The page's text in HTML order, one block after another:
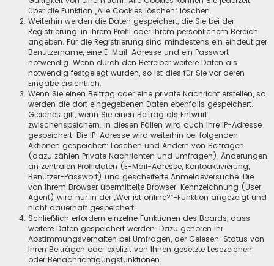
über die Funktion „Alle Cookies löschen“ löschen.
Weiterhin werden die Daten gespeichert, die Sie bei der
Registrierung, in Ihrem Profil oder Ihrem persönlichem Bereich
angeben. Für die Registrierung sind mindestens ein eindeutiger
Benutzername, eine E-Mail-Adresse und ein Passwort
notwendig. Wenn durch den Betreiber weitere Daten als
notwendig festgelegt wurden, so ist dies für Sie vor deren
Eingabe ersichtlich.
Wenn Sie einen Beitrag oder eine private Nachricht erstellen, so
werden die dort eingegebenen Daten ebenfalls gespeichert.
Gleiches gilt, wenn Sie einen Beitrag als Entwurf
zwischenspeichern. In diesen Fällen wird auch Ihre IP-Adresse
gespeichert. Die IP-Adresse wird weiterhin bei folgenden
Aktionen gespeichert: Löschen und Ändern von Beiträgen
(dazu zählen Private Nachrichten und Umfragen), Änderungen
an zentralen Profildaten (E-Mail-Adresse, Kontoaktivierung,
Benutzer-Passwort) und gescheiterte Anmeldeversuche. Die
von Ihrem Browser übermittelte Browser-Kennzeichnung (User
Agent) wird nur in der „Wer ist online?“-Funktion angezeigt und
nicht dauerhaft gespeichert.
Schließlich erfordern einzelne Funktionen des Boards, dass
weitere Daten gespeichert werden. Dazu gehören Ihr
Abstimmungsverhalten bei Umfragen, der Gelesen-Status von
Ihren Beiträgen oder explizit von Ihnen gesetzte Lesezeichen
oder Benachrichtigungsfunktionen.